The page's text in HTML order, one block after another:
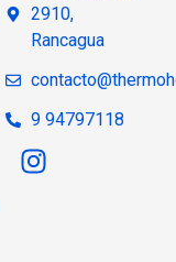
2910,
Rancagua
9 94797118